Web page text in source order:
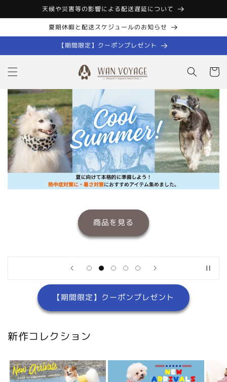
コンテン
ツに進む
天候や災害等の影響による配送遅延について
夏期休暇と配送スケジュールのお知らせ
【期間限定】クーポンプレゼント
ー
商品を見る
【期間限定】クーポンプレゼント
新作コレクション